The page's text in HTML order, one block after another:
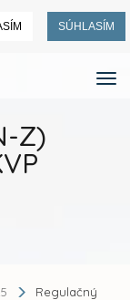
SÚHLASÍM
Z)
Regulačný